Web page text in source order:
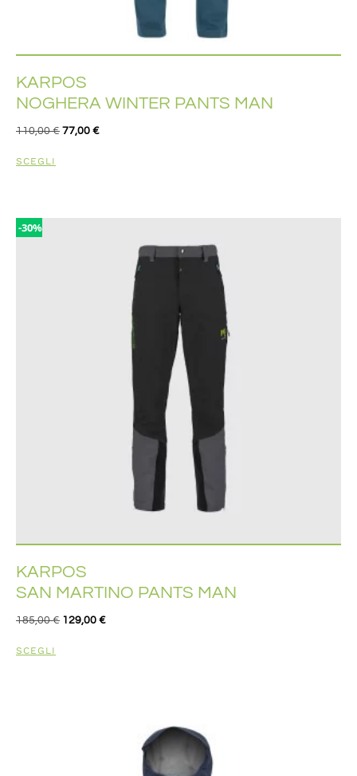
KARPOS
NOGHERA WINTER PANTS MAN
110,00€ 77,00 €
SCEGLI
-30%
KARPOS
SAN MARTINO PANTS MAN
185,00€ 129,00 €
SCEGLI